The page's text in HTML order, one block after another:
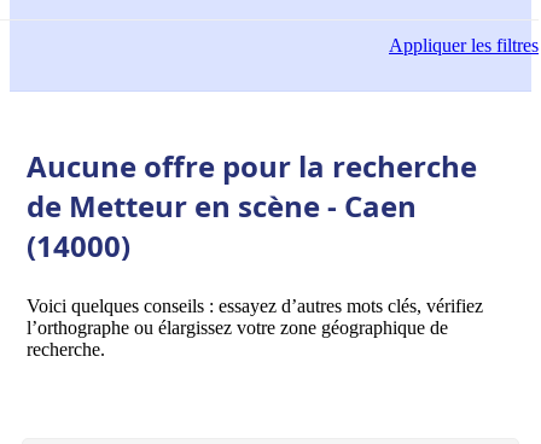
Appliquerles filtres
Aucune offre pour la recherche
de Metteur en scène - Caen
(14000)
Voici quelques conseils : essayez d’autres mots clés, vérifiez
l’orthographe ou élargissez votre zone géographique de
recherche.